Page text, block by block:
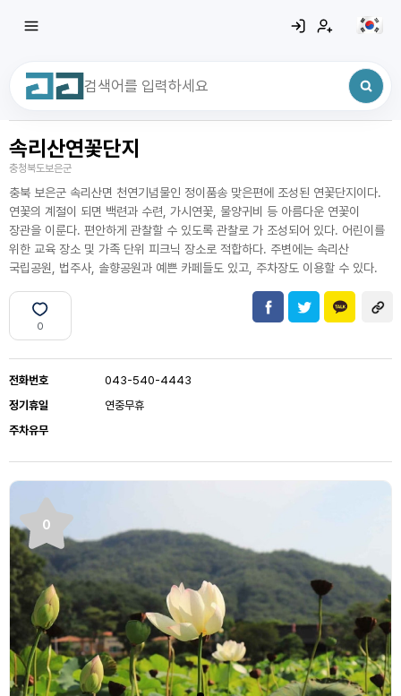
최근 검색어
속리산연꽃단지
충청북도보은군
충북 보은군 속리산면 천연기념물인 정이품송 맞은편에 조성된 연꽃단지이다.
연꽃의 계절이 되면 백련과 수련, 가시연꽃, 물양귀비 등 아름다운 연꽃이
장관을 이룬다. 편안하게 관찰할 수 있도록 관찰로 가 조성되어 있다. 어린이를
위한 교육 장소 및 가족 단위 피크닉 장소로 적합하다. 주변에는 속리산
국립공원, 법주사, 솔향공원과 예쁜 카페들도 있고, 주차장도 이용할 수 있다.
0
전화번호
043-540-4443
정기휴일
연중무휴
주차유무
0